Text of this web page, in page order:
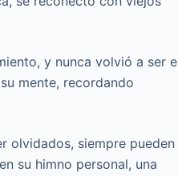
y nunca volvió a ser
mente, recordando
olvidados, siempre pueden
su himno personal, una